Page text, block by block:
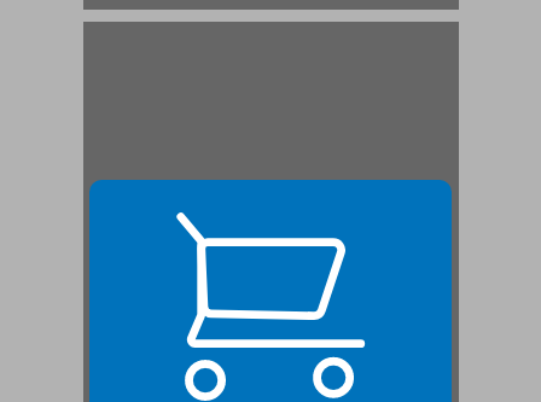
המקורות המצריים ומקורות חיצוניים אחרים ... 24